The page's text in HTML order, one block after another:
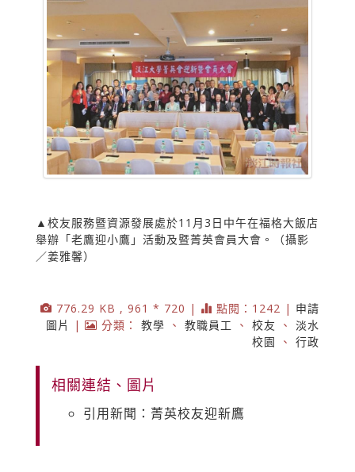
▲校友服務暨資源發展處於11月3日中午在福格大飯店
舉辦「老鷹迎小鷹」活動及暨菁英會員大會。（攝影
／姜雅馨）
776.29 KB , 961 * 720 | 點閱：1242 | 申請
圖片
| 分類： 教學 、 教職員工 、 校友 、 淡水
校園
、 行政
相關連結、圖片
引用新聞：菁英校友迎新鷹